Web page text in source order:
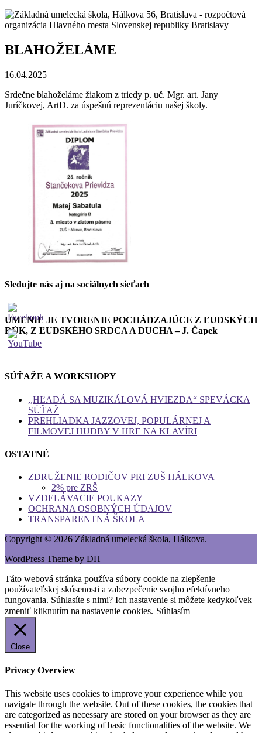
BLAHOŽELÁME
16.04.2025
Srdečne blahoželáme žiakom z triedy p. uč. Mgr. art. Jany
Juríčkovej, ArtD. za úspešnú reprezentáciu našej školy.
Sledujte nás aj na sociálnych sieťach
UMENIE JE TVORENIE POCHÁDZAJÚCE Z ĽUDSKÝCH
RÚK, Z ĽUDSKÉHO SRDCA A DUCHA – J. Čapek
SÚŤAŽE A WORKSHOPY
,,HĽADÁ SA MUZIKÁLOVÁ HVIEZDA“ SPEVÁCKA
SÚŤAŽ
PREHLIADKA JAZZOVEJ, POPULÁRNEJ A
FILMOVEJ HUDBY V HRE NA KLAVÍRI
OSTATNÉ
ZDRUŽENIE RODIČOV PRI ZUŠ HÁLKOVA
2% pre ZRŠ
VZDELÁVACIE POUKAZY
OCHRANA OSOBNÝCH ÚDAJOV
TRANSPARENTNÁ ŠKOLA
Copyright © 2026 Základná umelecká škola, Hálkova.
WordPress Theme by DH
Táto webová stránka používa súbory cookie na zlepšenie
používateľskej skúsenosti a zabezpečenie svojho efektívneho
fungovania. Súhlasíte s nimi? Ich nastavenie si môžete kedykoľvek
zmeniť kliknutím na nastavenie cookies. Súhlasím
Close
Privacy Overview
This website uses cookies to improve your experience while you
navigate through the website. Out of these cookies, the cookies that
are categorized as necessary are stored on your browser as they are
essential for the working of basic functionalities of the website. We